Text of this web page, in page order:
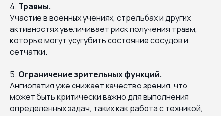
4. Травмы.
Участие в военных учениях, стрельбах и других
активностях увеличивает риск получения травм,
которые могут усугубить состояние сосудов и
сетчатки.
5. Ограничение зрительных функций.
Ангиопатия уже снижает качество зрения, что
может быть критически важно для выполнения
определенных задач, таких как работа с техникой,